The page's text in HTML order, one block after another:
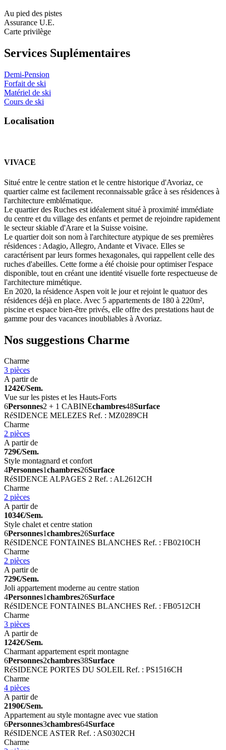
Au pied des pistes
Assurance U.E.
Carte privilège
Services Suplémentaires
Demi-Pension
Forfait de ski
Matériel de ski
Cours de ski
Localisation
VIVACE
Situé entre le centre station et le centre historique d'Avoriaz, ce
quartier calme est facilement reconnaissable grâce à ses résidences à
l'architecture emblématique.
Le quartier des Ruches est idéalement situé à proximité immédiate
du centre et du village des enfants et permet de rejoindre rapidement
le secteur skiable d'Arare et la Suisse voisine.
Le quartier doit son nom à l'architecture atypique de ses premières
résidences : Adagio, Allegro, Andante et Vivace. Elles se
caractérisent par leurs formes hexagonales, qui rappellent celle des
ruches d'abeilles. Cette forme a été choisie pour optimiser l'espace
disponible, tout en créant une identité visuelle forte respectueuse de
l'architecture mimétique.
En 2020, la résidence Aspen voit le jour et rejoint le quatuor des
résidences déjà en place. Avec 5 appartements de 180 à 220m²,
piscine et espace bien-être privés, elle offre des prestations haut de
gamme pour des vacances inoubliables à Avoriaz.
Nos suggestions Charme
Charme
3 pièces
A partir de
1242€/Sem.
Vue sur les pistes et les Hauts-Forts
6Personnes2 + 1 CABINEchambres48Surface
RéSIDENCE MELEZES Ref. : MZ0289CH
Charme
2 pièces
A partir de
729€/Sem.
Style montagnard et confort
4Personnes1chambres26Surface
RéSIDENCE ALPAGES 2 Ref. : AL2612CH
Charme
2 pièces
A partir de
1034€/Sem.
Style chalet et centre station
6Personnes1chambres26Surface
RéSIDENCE FONTAINES BLANCHES Ref. : FB0210CH
Charme
2 pièces
A partir de
729€/Sem.
Joli appartement moderne au centre station
4Personnes1chambres26Surface
RéSIDENCE FONTAINES BLANCHES Ref. : FB0512CH
Charme
3 pièces
A partir de
1242€/Sem.
Charmant appartement esprit montagne
6Personnes2chambres38Surface
RéSIDENCE PORTES DU SOLEIL Ref. : PS1516CH
Charme
4 pièces
A partir de
2190€/Sem.
Appartement au style montagne avec vue station
6Personnes3chambres64Surface
RéSIDENCE ASTER Ref. : AS0302CH
Charme